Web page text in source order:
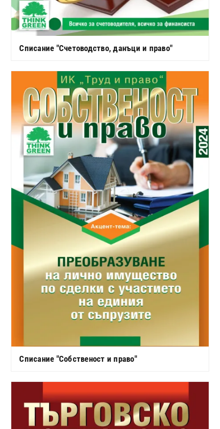
Списание "Счетоводство, данъци и право"
Списание "Собственост и право"